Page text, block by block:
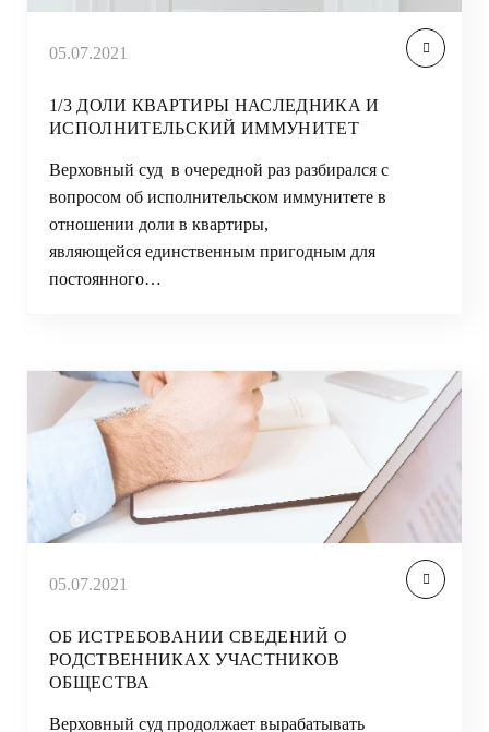
05.07.2021
1/3 ДОЛИ КВАРТИРЫ НАСЛЕДНИКА И
ИСПОЛНИТЕЛЬСКИЙ ИММУНИТЕТ
Верховный суд в очередной раз разбирался с
вопросом об исполнительском иммунитете в
отношении доли в квартиры,
являющейся единственным пригодным для
постоянного…
05.07.2021
ОБ ИСТРЕБОВАНИИ СВЕДЕНИЙ О
РОДСТВЕННИКАХ УЧАСТНИКОВ
ОБЩЕСТВА
Верховный суд продолжает вырабатывать